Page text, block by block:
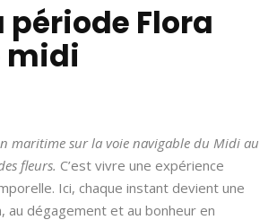
période Flora
midi
maritime sur la voie navigable du Midi au
fleurs. C’est vivre une expérience
Ici, chaque instant devient une
au dégagement et au bonheur en